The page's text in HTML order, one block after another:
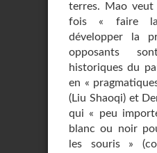
terres. Mao
fois « faire
développer la
opposants
historiques du
en «
(Liu Shaoqi) et
qui « peu
blanc ou noir
les souris »